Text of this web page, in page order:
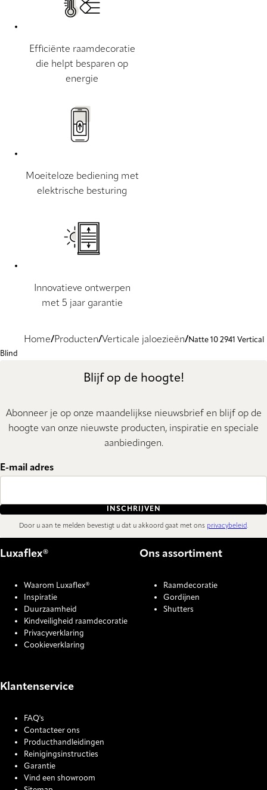
Efficiënte raamdecoratie
die helpt besparen op
energie
Moeiteloze bediening met
elektrische besturing
Innovatieve ontwerpen
met 5 jaar garantie
Home Producten Verticale jaloezieën
Natte 10 2941 Vertical
Blind
Blijf op de hoogte!
Abonneer je op onze maandelijkse nieuwsbrief en blijf op de
hoogte van onze nieuwste producten, inspiratie en speciale
aanbiedingen.
E-mail adres
INSCHRIJVEN
Door u aan te melden bevestigt u dat u akkoord gaat met ons privacybeleid.
Luxaflex®
Waarom Luxaflex®
Inspiratie
Duurzaamheid
Kindveiligheid raamdecoratie
Privacyverklaring
Cookieverklaring
Ons assortiment
Raamdecoratie
Gordijnen
Shutters
Klantenservice
FAQ's
Contacteer ons
Producthandleidingen
Reinigingsinstructies
Garantie
Vind een showroom